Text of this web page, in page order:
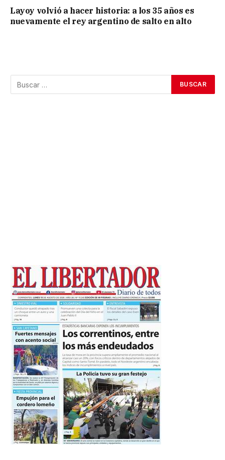
Layoy volvió a hacer historia: a los 35 años es
nuevamente el rey argentino de salto en alto